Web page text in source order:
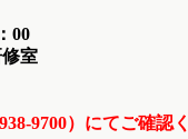
00
室
9700）にてご確認